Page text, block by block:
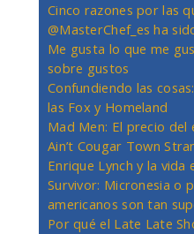
Cinco razones por las
@MasterChef_es ha
Me gusta lo que me
sobre gustos
Confundiendo las
las Fox y Homeland
Mad Men: El precio del
Ain’t Cougar Town
Enrique Lynch y la vida
Survivor: Micronesia o
americanos son tan
Por qué el Late Late